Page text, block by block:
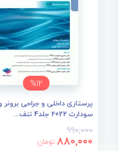
%12
پرستاری داخلی و جراحی برونر
سودارث 2022 جلد4 تنف...
990,000
880,000 تومان